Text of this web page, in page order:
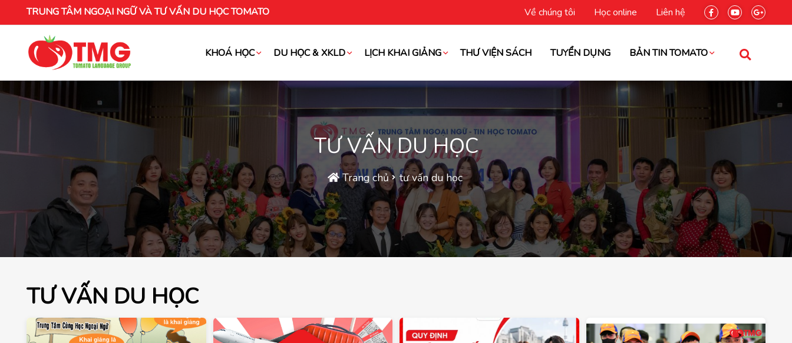
TRUNG TÂM NGOẠI NGỮ VÀ TƯ VẤN DU HỌC TOMATO Về chúng tôi Học online Liên hệ
KHOÁ HỌC DU HỌC & XKLD LỊCH KHAI GIẢNG THƯ VIỆN SÁCH TUYỂN DỤNG BẢN TIN TOMATO
TƯ VẤN DU HỌC
Trang chủ tư vấn du học
TƯ VẤN DU HỌC